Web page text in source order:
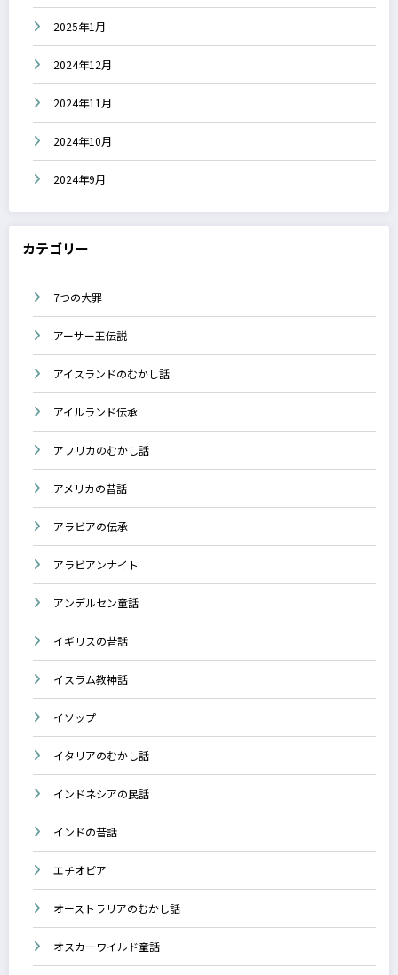
2025年1月
2024年12月
2024年11月
2024年10月
2024年9月
カテゴリー
7つの大罪
アーサー王伝説
アイスランドのむかし話
アイルランド伝承
アフリカのむかし話
アメリカの昔話
アラビアの伝承
アラビアンナイト
アンデルセン童話
イギリスの昔話
イスラム教神話
イソップ
イタリアのむかし話
インドネシアの民話
インドの昔話
エチオピア
オーストラリアのむかし話
オスカーワイルド童話